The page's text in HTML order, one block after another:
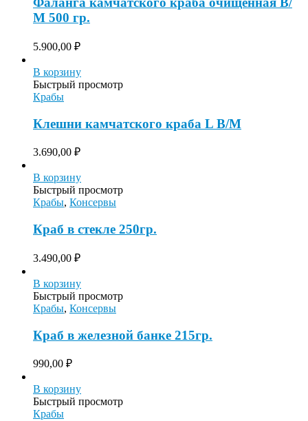
М 500 гр.
5.900,00 ₽
В корзину
Быстрый просмотр
Крабы
Клешни камчатского краба L В/М
3.690,00 ₽
В корзину
Быстрый просмотр
Крабы, Консервы
Краб в стекле 250гр.
3.490,00 ₽
В корзину
Быстрый просмотр
Крабы, Консервы
Краб в железной банке 215гр.
990,00 ₽
В корзину
Быстрый просмотр
Крабы